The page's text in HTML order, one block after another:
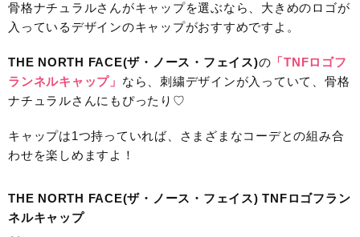
骨格ナチュラルさんがキャップを選ぶなら、大きめのロゴが
入っているデザインのキャップがおすすめですよ。
THE NORTH FACE(ザ・ノース・フェイス)の 「TNFロゴフ
ランネルキャップ」 なら、刺繍デザインが入っていて、骨格
ナチュラルさんにもぴったり♡
キャップは1つ持っていれば、さまざまなコーデとの組み合
わせを楽しめますよ！
THE NORTH FACE(ザ・ノース・フェイス) TNFロゴフラン
ネルキャップ